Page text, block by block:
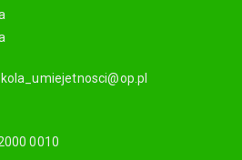
0010